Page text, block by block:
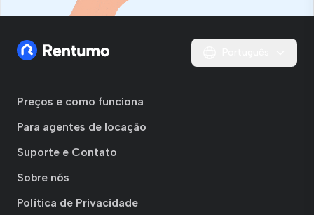
Preços e como funciona
Para agentes de locação
Suporte e Contato
Sobre nós
Política de Privacidade